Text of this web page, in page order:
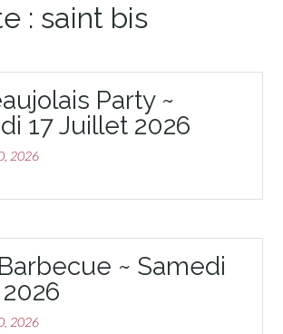
: saint bis
Party ~
17 Juillet 2026
2026
~ Samedi
2026